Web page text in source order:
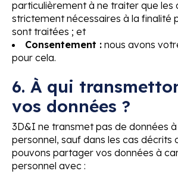
particulièrement à ne traiter que les
strictement nécessaires à la finalité
sont traitées ; et
Consentement : nous avons
pour cela.
6. À qui
vos données ?
3D&I ne transmet pas de données
personnel, sauf dans les cas décrits
pouvons partager vos données à
personnel avec :